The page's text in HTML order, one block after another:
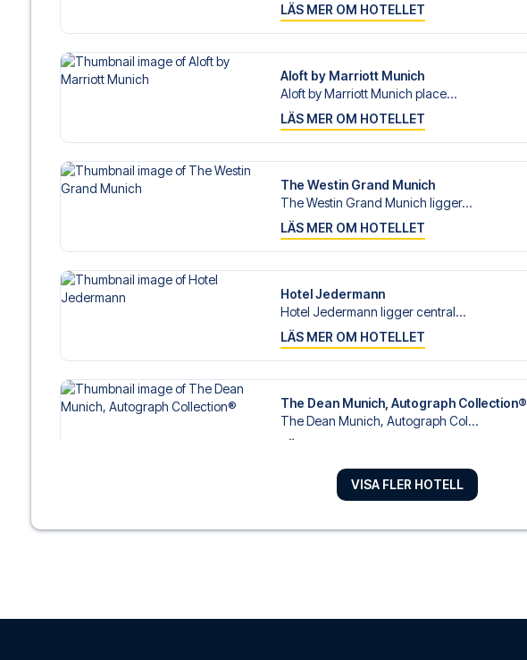
LÄS MER OM HOTELLET
Aloft by Marriott Munich
Aloft by Marriott Munich place...
LÄS MER OM HOTELLET
The Westin Grand Munich
The Westin Grand Munich ligger...
LÄS MER OM HOTELLET
Hotel Jedermann
Hotel Jedermann ligger central...
LÄS MER OM HOTELLET
The Dean Munich, Autograph Collection®
The Dean Munich, Autograph Col...
VISA FLER HOTELL